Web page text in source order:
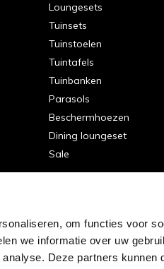
om functies voor
we informatie over uw
Deze partners kunnen
Loungesets
Tuinsets
Tuinstoelen
Tuintafels
Tuinbanken
Parasols
Beschermhoezen
Dining loungeset
Sale